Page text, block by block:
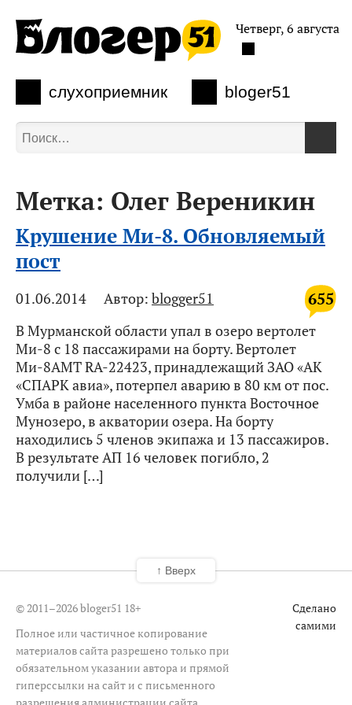
слухоприемник bloger51
Четверг, 6 августа
Метка: Олег Вереникин
Крушение Ми-8. Обновляемый
пост
655
01.06.2014 Автор: blogger51
В Мурманской области упал в озеро вертолет
Ми-8 с 18 пассажирами на борту. Вертолет
Ми-8АМТ RA-22423, принадлежащий ЗАО «АК
«СПАРК авиа», потерпел аварию в 80 км от пос.
Умба в районе населенного пункта Восточное
Мунозеро, в акватории озера. На борту
находились 5 членов экипажа и 13 пассажиров.
В результате АП 16 человек погибло, 2
получили […]
© 2011–2026 bloger51 18+
Полное или частичное копирование
материалов сайта разрешено только при
обязательном указании автора и прямой
гиперссылки на сайт и с письменного
Сделано
самими
↑ Вверх